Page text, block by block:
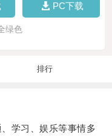
PC下载
绿色
排行
学习、娱乐等事情多